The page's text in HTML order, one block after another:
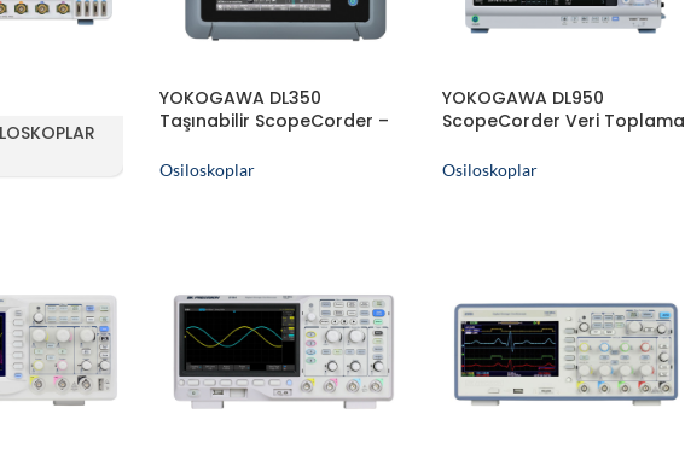
YOKOGAWA DL350
Taşınabilir ScopeCorder –
Osiloskoplar
YOKOGAWA DL950
ScopeCorder Veri Toplama
Osiloskoplar